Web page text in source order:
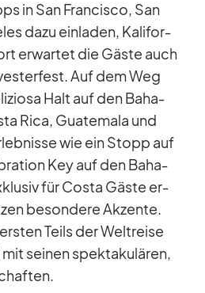
in San Fran­cisco, San
dazu ein­la­den, Ka­li­for­
er­war­tet die Gäste auch
Auf dem Weg
Halt auf den Ba­ha­
Rica, Gua­te­mala und
wie ein Stopp auf
Key auf den Ba­ha­
für Costa Gäste er­
be­son­dere Ak­zente.
Teils der Welt­reise
sei­nen spek­ta­ku­lä­ren,